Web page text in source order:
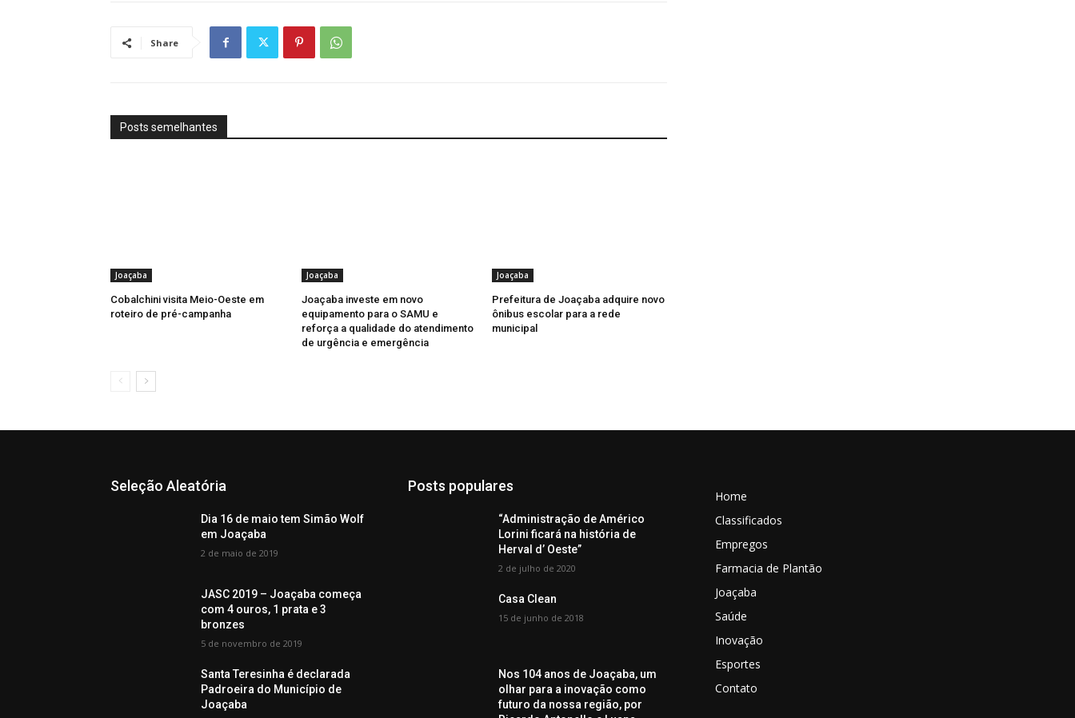
Share
Posts semelhantes
Joaçaba
Cobalchini visita Meio-Oeste em
roteiro de pré-campanha
Joaçaba
Joaçaba investe em novo
equipamento para o SAMU e
reforça a qualidade do atendimento
de urgência e emergência
Joaçaba
Prefeitura de Joaçaba adquire novo
ônibus escolar para a rede
municipal
Seleção Aleatória
Dia 16 de maio tem Simão Wolf
em Joaçaba
2 de maio de 2019
JASC 2019 – Joaçaba começa
com 4 ouros, 1 prata e 3
bronzes
5 de novembro de 2019
Santa Teresinha é declarada
Padroeira do Município de
Joaçaba
Posts populares
“Administração de Américo
Lorini ficará na história de
Herval d’ Oeste”
2 de julho de 2020
Casa Clean
15 de junho de 2018
Nos 104 anos de Joaçaba, um
olhar para a inovação como
futuro da nossa região, por
Home
Classificados
Empregos
Farmacia de Plantão
Joaçaba
Saúde
Inovação
Esportes
Contato